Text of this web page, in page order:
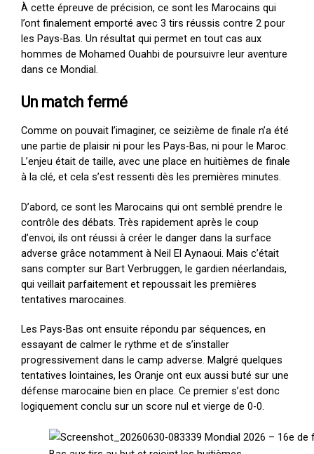
À cette épreuve de précision, ce sont les Marocains qui
l’ont finalement emporté avec 3 tirs réussis contre 2 pour
les Pays-Bas. Un résultat qui permet en tout cas aux
hommes de Mohamed Ouahbi de poursuivre leur aventure
dans ce Mondial.
Un match fermé
Comme on pouvait l’imaginer, ce seizième de finale n’a été
une partie de plaisir ni pour les Pays-Bas, ni pour le Maroc.
L’enjeu était de taille, avec une place en huitièmes de finale
à la clé, et cela s’est ressenti dès les premières minutes.
D’abord, ce sont les Marocains qui ont semblé prendre le
contrôle des débats. Très rapidement après le coup
d’envoi, ils ont réussi à créer le danger dans la surface
adverse grâce notamment à Neil El Aynaoui. Mais c’était
sans compter sur Bart Verbruggen, le gardien néerlandais,
qui veillait parfaitement et repoussait les premières
tentatives marocaines.
Les Pays-Bas ont ensuite répondu par séquences, en
essayant de calmer le rythme et de s’installer
progressivement dans le camp adverse. Malgré quelques
tentatives lointaines, les Oranje ont eux aussi buté sur une
défense marocaine bien en place. Ce premier s’est donc
logiquement conclu sur un score nul et vierge de 0-0.